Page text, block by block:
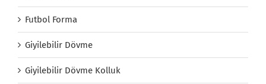
Futbol Forma
Giyilebilir Dövme
Giyilebilir Dövme Kolluk